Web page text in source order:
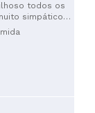
todos os
simpáticos
que vier a